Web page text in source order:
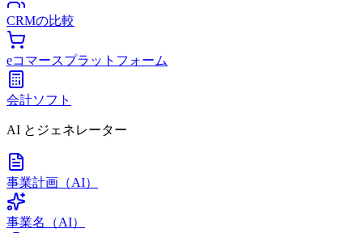
CRMの比較
eコマースプラットフォーム
会計ソフト
AI とジェネレーター
事業計画（AI）
事業名（AI）